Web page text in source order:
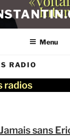
Menu
RADIO
radios
sans